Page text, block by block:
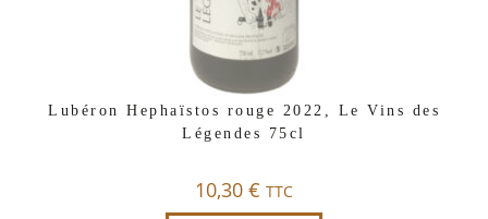
Lubéron Hephaïstos rouge 2022, Le Vins des
Légendes 75cl
10,30 € TTC